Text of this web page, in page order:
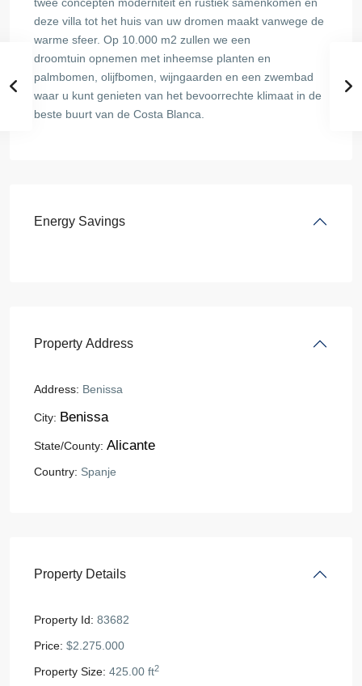
twee concepten moderniteit en rustiek samenkomen en
deze villa tot het huis van uw dromen maakt vanwege de
warme sfeer. Op 10.000 m2 zullen we een
droomtuin opnemen met inheemse planten en
palmbomen, olijfbomen, wijngaarden en een zwembad
waar u kunt genieten van het bevoorrechte klimaat in de
beste buurt van de Costa Blanca.
Energy Savings
Property Address
Address: Benissa
City: Benissa
State/County: Alicante
Country: Spanje
Property Details
Property Id: 83682
Price: $2.275.000
Property Size: 425.00 ft2